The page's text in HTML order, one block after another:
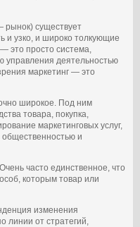
рынок) существует
и узко, и широко толкующие
это просто система,
деятельностью
маркетинг — это
широкое. Под ним
товара, покупка,
маркетинговых услуг,
и
часто единственное, что
которым товар или
изменения
линии от стратегий,